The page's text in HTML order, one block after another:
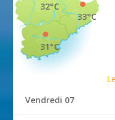
33°C
32°C
31°C
Vendredi 07